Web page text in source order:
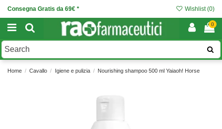
Consegna Gratis da 69€ * Wishlist (0)
0
Home Cavallo Igiene e pulizia Nourishing shampoo 500 ml Yaiaoh! Horse